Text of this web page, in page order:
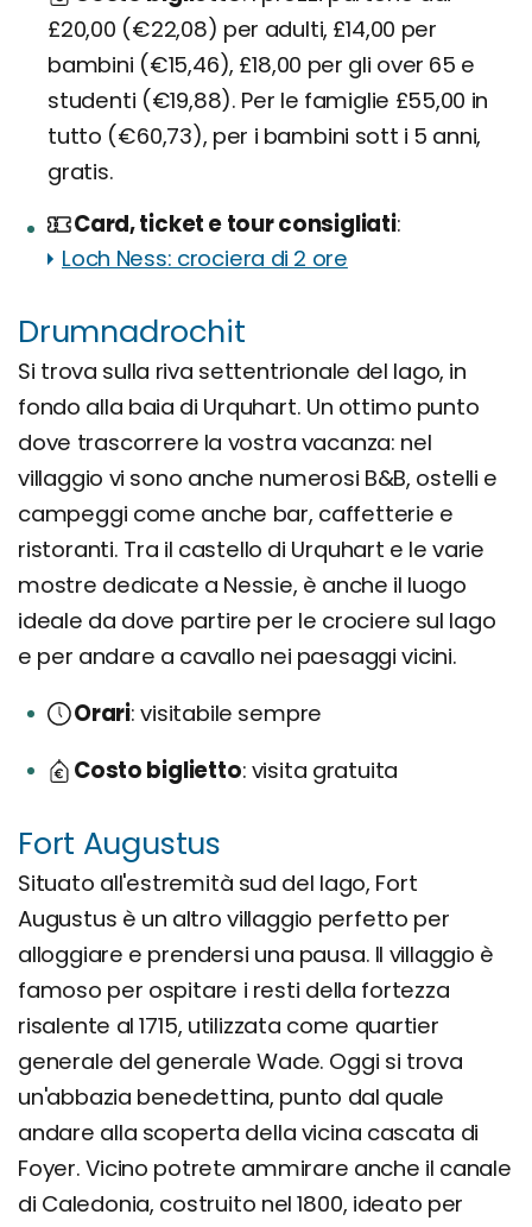
£20,00 (€22,08) per adulti, £14,00 per
bambini (€15,46), £18,00 per gli over 65 e
studenti (€19,88). Per le famiglie £55,00 in
tutto (€60,73), per i bambini sott i 5 anni,
gratis.
Card, ticket e tour consigliati
Loch Ness: crociera di 2 ore
Drumnadrochit
Si trova sulla riva settentrionale del lago, in
fondo alla baia di Urquhart. Un ottimo punto
dove trascorrere la vostra vacanza: nel
villaggio vi sono anche numerosi B&B, ostelli e
campeggi come anche bar, caffetterie e
ristoranti. Tra il castello di Urquhart e le varie
mostre dedicate a Nessie, è anche il luogo
ideale da dove partire per le crociere sul lago
e per andare a cavallo nei paesaggi vicini.
Orari visitabile sempre
Costo biglietto visita gratuita
Fort Augustus
Situato all'estremità sud del lago, Fort
Augustus è un altro villaggio perfetto per
alloggiare e prendersi una pausa. Il villaggio è
famoso per ospitare i resti della fortezza
risalente al 1715, utilizzata come quartier
generale del generale Wade. Oggi si trova
un'abbazia benedettina, punto dal quale
andare alla scoperta della vicina cascata di
Foyer. Vicino potrete ammirare anche il canale
di Caledonia, costruito nel 1800, ideato per